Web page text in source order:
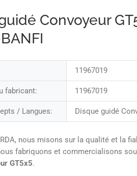
Convoyeur
11967019
fabricant: 11967019
/ Langues: Disque guidé
nous misons sur la qualité et la
fabriquons et commercialisons
GT5x5.